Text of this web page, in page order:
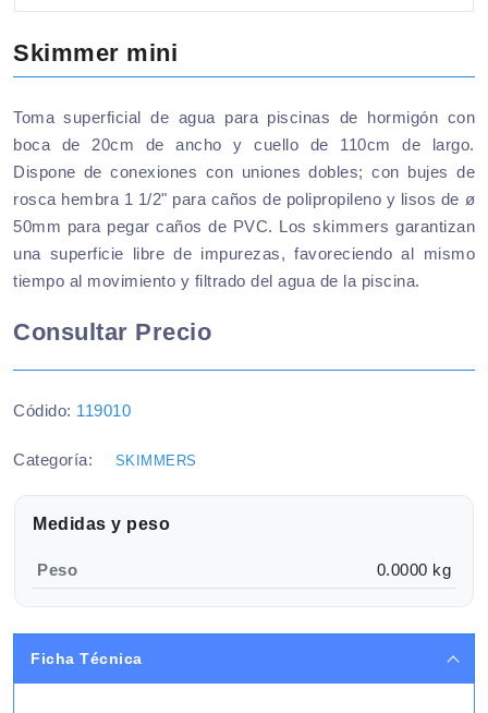
Skimmer mini
Toma superficial de agua para piscinas de hormigón con
boca de 20cm de ancho y cuello de 110cm de largo.
Dispone de conexiones con uniones dobles; con bujes de
rosca hembra 1 1/2" para caños de polipropileno y lisos de ø
50mm para pegar caños de PVC. Los skimmers garantizan
una superficie libre de impurezas, favoreciendo al mismo
tiempo al movimiento y filtrado del agua de la piscina.
Consultar Precio
Códido: 119010
Categoría: SKIMMERS
Medidas y peso
Peso 0.0000 kg
Ficha Técnica